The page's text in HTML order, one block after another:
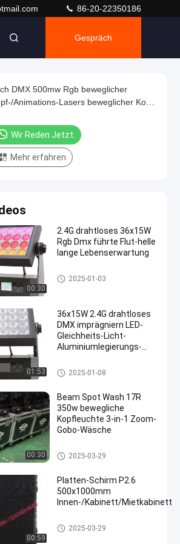
86-20-22350186
Gespräch
DMX 500mw Rgb beweglicher
Animations-Lasers beweglicher Kopf
Wir Reden Jetzt.
Mehr erfahren
00:30
2.4G drahtloses 36x15W
Rgb Dmx führte Flut-helle
lange Lebenserwartung
Wasserdichtes LED-Gleichheit
s-Licht
2025-01-03
01:53
36x15W 2.4G drahtloses
DMX imprägniern LED-
Gleichheits-Licht-
Aluminiumlegierungs-
Wasserdichtes LED-Gleichheit
s-Licht
2025-01-08
00:30
Beam Spot Wash 17R
350w bewegliche
Kopfleuchte 3-in-1 Zoom-
Gobo-Wäsche
Strahlnbewegendes Hauptlicht
2025-03-29
00:59
Platten-Schirm P2.6
500x1000mm
Innen-/Kabinett/Mietkabinett
Strahlnbewegendes Hauptlicht
2025-03-29